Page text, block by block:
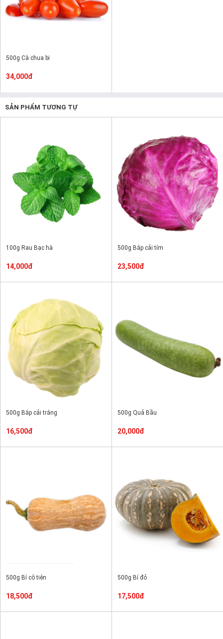
500g Cà chua bi
34,000đ
SẢN PHẨM TƯƠNG TỰ
100g Rau Bạc hà
14,000đ
500g Bắp cải tím
23,500đ
500g Bắp cải trắng
16,500đ
500g Quả Bầu
20,000đ
500g Bí cô tiên
18,500đ
500g Bí đỏ
17,500đ